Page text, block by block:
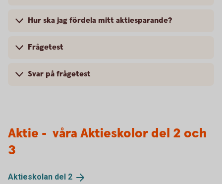
Hur ska jag fördela mitt aktiesparande?
Frågetest
Svar på frågetest
Aktie - våra Aktieskolor del 2 och
3
Aktieskolan del 2